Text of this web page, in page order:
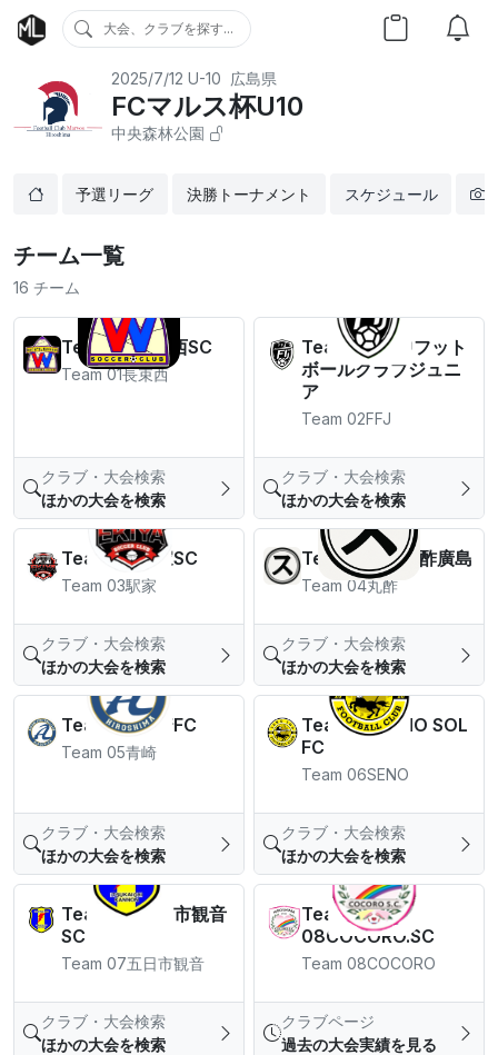
大会、クラブを探す...
2025/7/12 U-10 広島県
FCマルス杯U10
中央森林公園
予選リーグ 決勝トーナメント スケジュール
チーム一覧
16 チーム
Team 01長束西SC
Team 01長束西
クラブ・大会検索
ほかの大会を検索
Team 02府中フット
ボールクラブジュニ
ア
Team 02FFJ
クラブ・大会検索
ほかの大会を検索
Team 03駅家SC
Team 03駅家
クラブ・大会検索
ほかの大会を検索
Team 04FC丸酢廣島
Team 04丸酢
クラブ・大会検索
ほかの大会を検索
Team 05青崎FC
Team 05青崎
クラブ・大会検索
ほかの大会を検索
Team 06SENO SOL
FC
Team 06SENO
クラブ・大会検索
ほかの大会を検索
Team 07五日市観音
SC
Team 07五日市観音
クラブ・大会検索
ほかの大会を検索
Team
08COCORO.SC
Team 08COCORO
クラブページ
過去の大会実績を見る